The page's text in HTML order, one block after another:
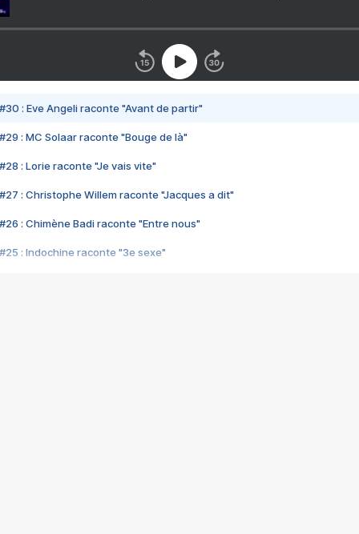
#30 : Eve Angeli raconte "Avant de partir"
#29 : MC Solaar raconte "Bouge de là"
#28 : Lorie raconte "Je vais vite"
#27 : Christophe Willem raconte "Jacques a dit"
#26 : Chimène Badi raconte "Entre nous"
#25 : Indochine raconte "3e sexe"